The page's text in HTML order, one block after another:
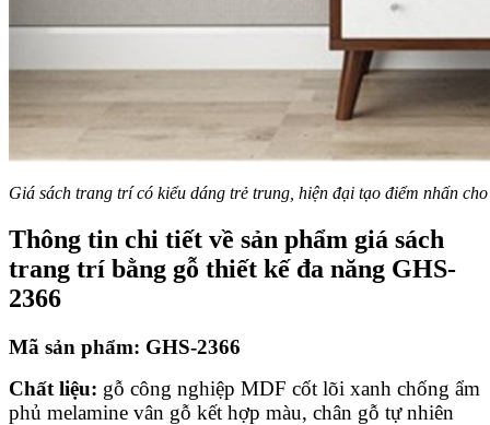
Giá sách trang trí có kiểu dáng trẻ trung, hiện đại tạo điểm nhấn
Thông tin chi tiết về sản phẩm giá sách
trang trí bằng gỗ thiết kế đa năng GHS-
2366
Mã sản phẩm: GHS-2366
Chất liệu: gỗ công nghiệp MDF cốt lõi xanh chống ẩm
phủ melamine vân gỗ kết hợp màu, chân gỗ tự nhiên